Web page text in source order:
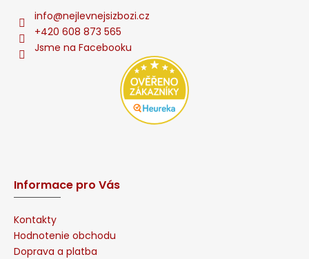
info@nejlevnejsizbozi.cz
+420 608 873 565
Jsme na Facebooku
Informace pro Vás
Kontakty
Hodnotenie obchodu
Doprava a platba